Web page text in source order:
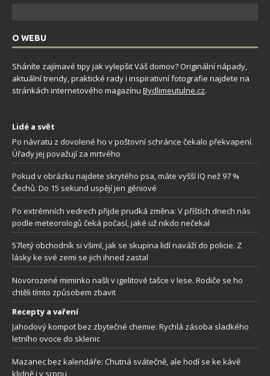
O WEBU
Sháníte zajímavé tipy jak vylepšit Váš domov? Originální nápady,
aktuální trendy, praktické rady i inspirativní fotografie najdete na
stránkách internetového magazínu Bydlimeutulne.cz.
Lidé a svět
Po návratu z dovolené ho v poštovní schránce čekalo překvapení.
Úřady jej považují za mrtvého
Pokud v obrázku najdete skrytého psa, máte vyšší IQ než 97 %
Čechů. Do 15 sekund uspějí jen géniové
Po extrémních vedrech přijde prudká změna: V příštích dnech nás
podle meteorologů čeká počasí, jaké už nikdo nečekal
57letý obchodník si všiml, jak se skupina lidí naváží do policie. Z
lásky ke své zemi se jich ihned zastal
Novorozené miminko našli v igelitové tašce v lese. Rodiče se ho
chtěli tímto způsobem zbavit
Recepty a vaření
Jahodový kompot bez zbytečné chemie: Rychlá zásoba sladkého
letního ovoce do sklenic
Mazanec bez kalendáře: Chutná svátečně, ale hodí se ke kávě
klidně i v srpnu